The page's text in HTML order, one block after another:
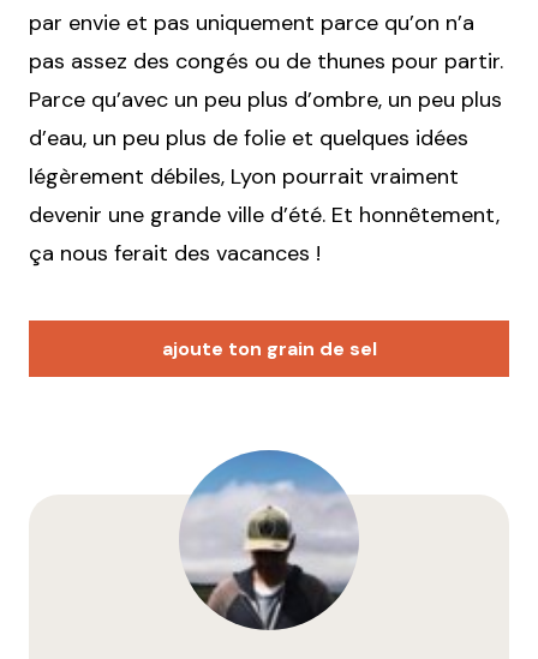
par envie et pas uniquement parce qu’on n’a
pas assez des congés ou de thunes pour partir.
Parce qu’avec un peu plus d’ombre, un peu plus
d’eau, un peu plus de folie et quelques idées
légèrement débiles, Lyon pourrait vraiment
devenir une grande ville d’été. Et honnêtement,
ça nous ferait des vacances !
ajoute ton grain de sel
Votre adresse e-mail ne sera pas publiée.
champs obligatoires sont indiqués avec
Prévenez-moi de tous les nouveaux commentaires